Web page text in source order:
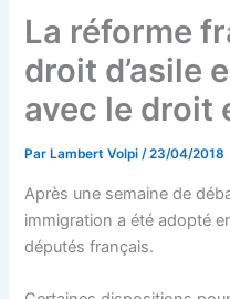
La réforme
droit d’asile
avec le droit
Par Lambert Volpi/23/04/2018
Après une semaine de
immigration a été adopté
députés français.